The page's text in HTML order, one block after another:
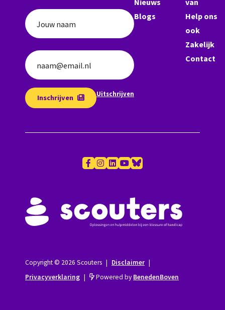
Jouw naam
naam@email.nl
Inschrijven Uitschrijven
Blogs
Help ons
ook
Zakelijk
Contact
Copyright © 2026 Scouters | Disclaimer |
Privacyverklaring | Powered by BenedenBoven